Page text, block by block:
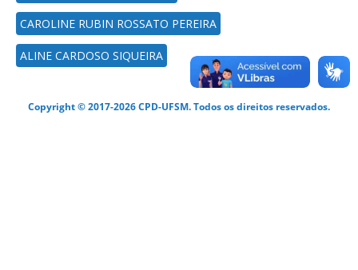
CAROLINE RUBIN ROSSATO PEREIRA
ALINE CARDOSO SIQUEIRA
Copyright © 2017-2026 CPD-UFSM. Todos os direitos reservados.